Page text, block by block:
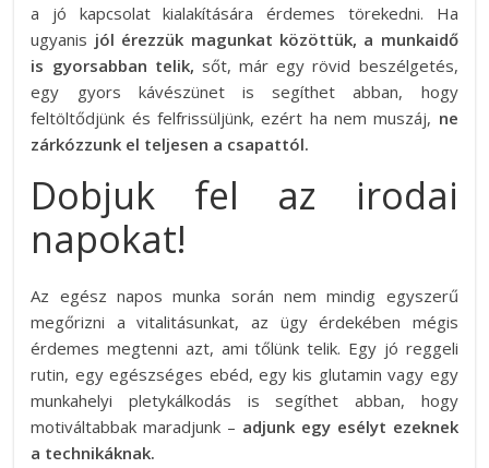
a jó kapcsolat kialakítására érdemes törekedni. Ha
ugyanis jól érezzük magunkat közöttük, a munkaidő
is gyorsabban telik, sőt, már egy rövid beszélgetés,
egy gyors kávészünet is segíthet abban, hogy
feltöltődjünk és felfrissüljünk, ezért ha nem muszáj, ne
zárkózzunk el teljesen a csapattól.
Dobjuk fel az irodai
napokat!
Az egész napos munka során nem mindig egyszerű
megőrizni a vitalitásunkat, az ügy érdekében mégis
érdemes megtenni azt, ami tőlünk telik. Egy jó reggeli
rutin, egy egészséges ebéd, egy kis glutamin vagy egy
munkahelyi pletykálkodás is segíthet abban, hogy
motiváltabbak maradjunk – adjunk egy esélyt ezeknek
a technikáknak.